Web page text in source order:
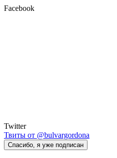
Facebook
Twitter
Твиты от @bulvargordona
Спасибо, я уже подписан